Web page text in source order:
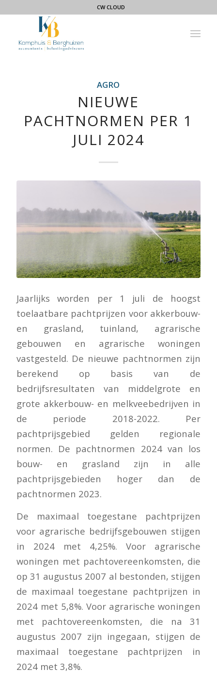
CW CLOUD
AGRO
NIEUWE
PACHTNORMEN PER 1
JULI 2024
Jaarlijks worden per 1 juli de hoogst
toelaatbare pachtprijzen voor akkerbouw-
en grasland, tuinland, agrarische
gebouwen en agrarische woningen
vastgesteld. De nieuwe pachtnormen zijn
berekend op basis van de
bedrijfsresultaten van middelgrote en
grote akkerbouw- en melkveebedrijven in
de periode 2018-2022. Per
pachtprijsgebied gelden regionale
normen. De pachtnormen 2024 van los
bouw- en grasland zijn in alle
pachtprijsgebieden hoger dan de
pachtnormen 2023.
De maximaal toegestane pachtprijzen
voor agrarische bedrijfsgebouwen stijgen
in 2024 met 4,25%. Voor agrarische
woningen met pachtovereenkomsten, die
op 31 augustus 2007 al bestonden, stijgen
de maximaal toegestane pachtprijzen in
2024 met 5,8%. Voor agrarische woningen
met pachtovereenkomsten, die na 31
augustus 2007 zijn ingegaan, stijgen de
maximaal toegestane pachtprijzen in
2024 met 3,8%.